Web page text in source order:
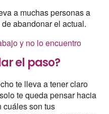
a muchas personas a
abandonar el actual.
y no lo encuentro
el paso?
te lleva a tener claro
te queda pensar hacia
cuáles son tus